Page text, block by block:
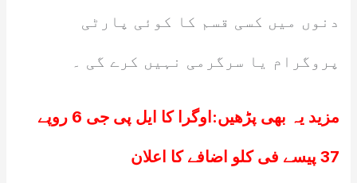
دنوں میں کسی قسم کا کوئی پارٹی
پروگرام یا سرگرمی نہیں کرے گی ۔
مزید یہ بھی پڑھیں: اوگرا کا ایل پی جی 6 روپے
37 پیسے فی کلو اضافے کا اعلان